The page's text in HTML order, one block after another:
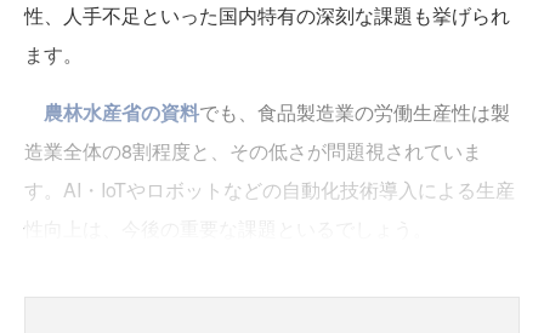
性、人手不足といった国内特有の深刻な課題も挙げられ
ます。
農林水産省の資料でも、食品製造業の労働生産性は製
造業全体の8割程度と、その低さが問題視されていま
す。AI・IoTやロボットなどの自動化技術導入による生産